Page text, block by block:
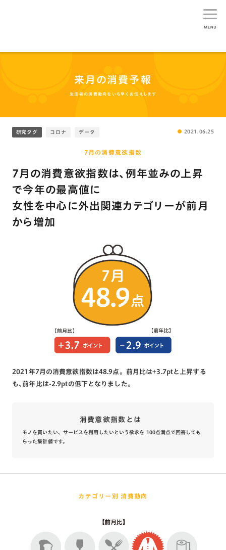
来月の消費予報
生活者の消費動向をいち早くお伝えします
研究タグ コロナ データ 2021.06.25
7月の消費意欲指数
7月の消費意欲指数は、例年並みの上昇
で今年の最高値に
女性を中心に外出関連カテゴリーが前月
から増加
2021年7月の消費意欲指数は48.9点。前月比は+3.7ptと上昇する
も､前年比は-2.9ptの低下となりました。
消費意欲指数とは
モノを買いたい、サービスを利用したいという欲求を 100点満点で回答しても
らった集計値です。
カテゴリー別 消費動向